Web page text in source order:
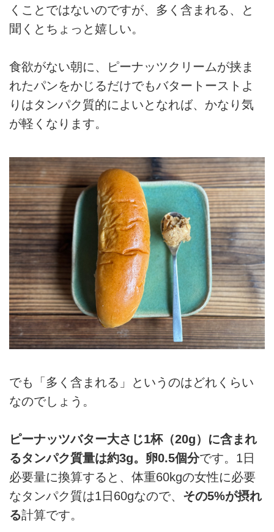
くことではないのですが、多く含まれる、と
聞くとちょっと嬉しい。
食欲がない朝に、ピーナッツクリームが挟ま
れたパンをかじるだけでもバタートーストよ
りはタンパク質的によいとなれば、かなり気
が軽くなります。
でも「多く含まれる」というのはどれくらい
なのでしょう。
ピーナッツバター大さじ1杯（20g）に含まれ
るタンパク質量は約3g。卵0.5個分です。1日
必要量に換算すると、体重60kgの女性に必要
なタンパク質は1日60gなので、 その5%が摂れ
る計算です。